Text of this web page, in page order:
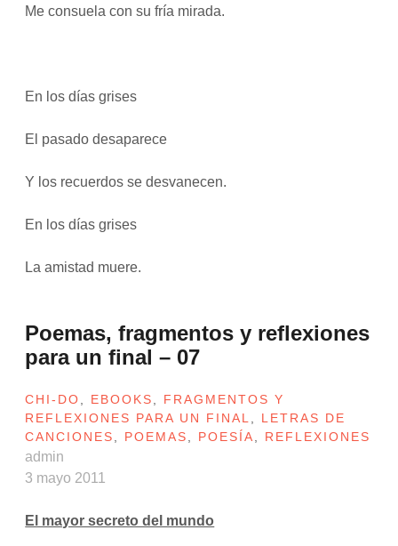
Me consuela con su fría mirada.
En los días grises
El pasado desaparece
Y los recuerdos se desvanecen.
En los días grises
La amistad muere.
Poemas, fragmentos y reflexiones
para un final – 07
CHI-DO, EBOOKS, FRAGMENTOS Y
REFLEXIONES PARA UN FINAL, LETRAS DE
CANCIONES, POEMAS, POESÍA, REFLEXIONES
admin
3 mayo 2011
El mayor secreto del mundo